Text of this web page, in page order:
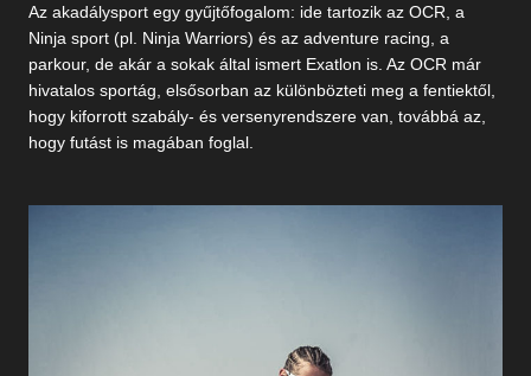
Az akadálysport egy gyűjtőfogalom: ide tartozik az OCR, a
Ninja sport (pl. Ninja Warriors) és az adventure racing, a
parkour, de akár a sokak által ismert Exatlon is. Az OCR már
hivatalos sportág, elsősorban az különbözteti meg a fentiektől,
hogy kiforrott szabály- és versenyrendszere van, továbbá az,
hogy futást is magában foglal.